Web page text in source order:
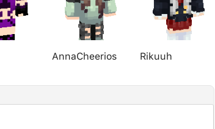
AnnaCheerios Rikuuh